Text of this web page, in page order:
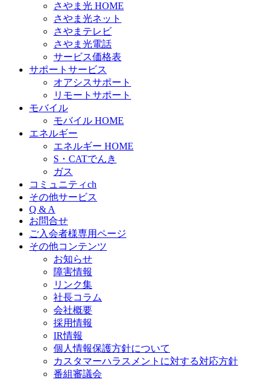
さやま光 HOME
さやま光ネット
さやまテレビ
さやま光電話
サービス価格表
サポートサービス
オアシスサポート
リモートサポート
モバイル
モバイル HOME
エネルギー
エネルギー HOME
S・CATでんき
ガス
コミュニティch
その他サービス
Q & A
お問合せ
ご入会者様専用ページ
その他コンテンツ
お知らせ
障害情報
リンク集
社長コラム
会社概要
採用情報
IR情報
個人情報保護方針について
カスタマーハラスメントに対する対応方針
番組審議会